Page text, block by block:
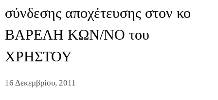
σύνδεσης αποχέτευσης στον κο
ΒΑΡΕΛΗ ΚΩΝ/ΝΟ του
ΧΡΗΣΤΟΥ
16 Δεκεμβρίου, 2011